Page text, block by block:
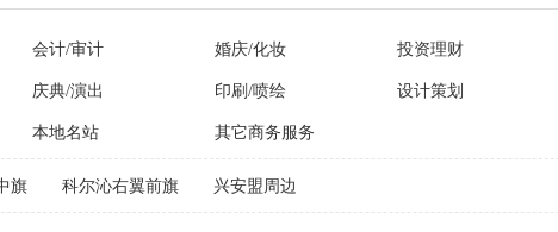
会计/审计 婚庆/化妆 投资理财
庆典/演出 印刷/喷绘 设计策划
本地名站 其它商务服务
旗 科尔沁右翼前旗 兴安盟周边